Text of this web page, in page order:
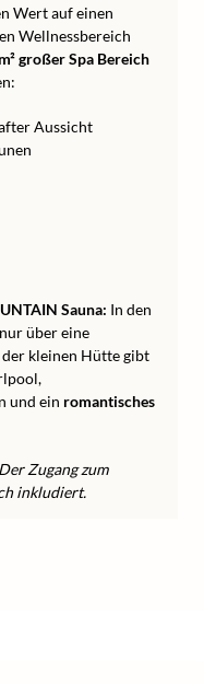
Wert auf einen
Wellnessbereich
großer Spa Bereich
Aussicht
Sauna: In den
über eine
kleinen Hütte gibt
und ein romantisches
Zugang zum
inkludiert.